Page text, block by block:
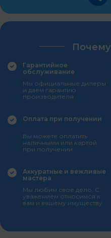
Почему
Гарантийное
обслуживание
Мы официальные дилеры
и даем гарантию
производителя
Оплата при получении
Вы можете оплатить
наличными или картой
при получении
Аккуратные и вежливые
мастера
Мы любим свое дело. С
уважением относимся к
вам и вашему имуществу